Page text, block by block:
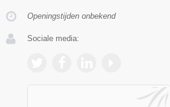
Openingstijden onbekend
Sociale media: